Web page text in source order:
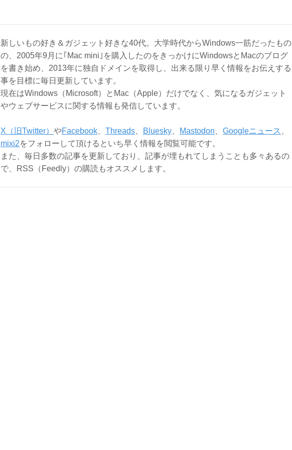
新しいもの好き＆ガジェット好きな40代。大学時代からWindows一筋だったもの
の、2005年9月に｢Mac mini｣を購入したのをきっかけにWindowsとMacのブログ
を書き始め、2013年に独自ドメインを取得し、出来る限り早く情報をお伝えする
事を目標に毎日更新しています。
現在はWindows（Microsoft）とMac（Apple）だけでなく、気になるガジェット
やウェブサービスに関する情報も発信しています。
X（旧Twitter） やFacebook Threads Bluesky Mastodon Googleニュース
mixi2をフォローして頂けるといち早く情報を閲覧可能です。
また、毎日多数の記事を更新しており、記事が埋もれてしまうことも多々あるの
で、RSS（Feedly）の購読もオススメします。